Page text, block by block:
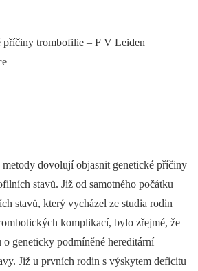
příčiny trombofilie –⁠ F V Leiden
dovolují objasnit genetické příčiny
stavů. Již od samotného počátku
stavů, který vycházel ze studia rodin
komplikací, bylo zřejmé, že
o geneticky podmíněné hereditární
Již u prvních rodin s výskytem deficitu